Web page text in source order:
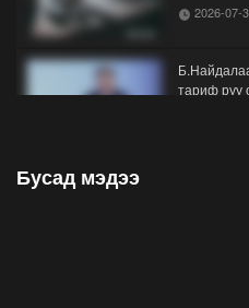
2026-07-
тариф руу
Бусад мэдээ